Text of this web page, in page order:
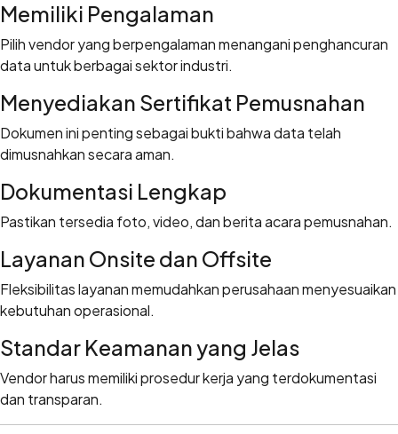
Memiliki Pengalaman
Pilih vendor yang berpengalaman menangani penghancuran
data untuk berbagai sektor industri.
Menyediakan Sertifikat Pemusnahan
Dokumen ini penting sebagai bukti bahwa data telah
dimusnahkan secara aman.
Dokumentasi Lengkap
Pastikan tersedia foto, video, dan berita acara pemusnahan.
Layanan Onsite dan Offsite
Fleksibilitas layanan memudahkan perusahaan menyesuaikan
kebutuhan operasional.
Standar Keamanan yang Jelas
Vendor harus memiliki prosedur kerja yang terdokumentasi
dan transparan.